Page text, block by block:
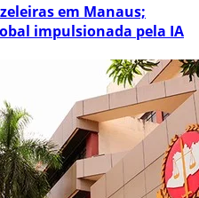
em Manaus;
impulsionada pela IA